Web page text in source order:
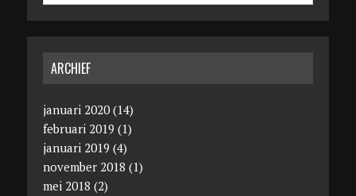
ARCHIEF
januari 2020(14)
februari 2019 (1)
januari 2019 (4)
november 2018 (1)
mei 2018 (2)